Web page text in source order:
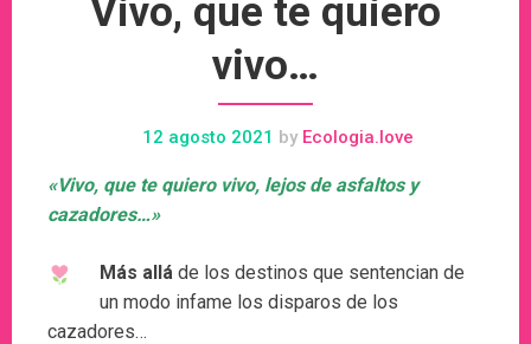
Vivo, que te quiero
vivo…
12 agosto 2021 byEcologia.love
«Vivo, que te quiero vivo, lejos de asfaltos y
cazadores…»
Más allá de los destinos que sentencian de
un modo infame los disparos de los
cazadores…